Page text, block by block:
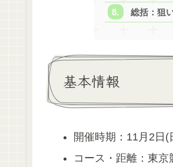
総括：狙
基本情報
開催時期：11月2日(
コース・距離：東京